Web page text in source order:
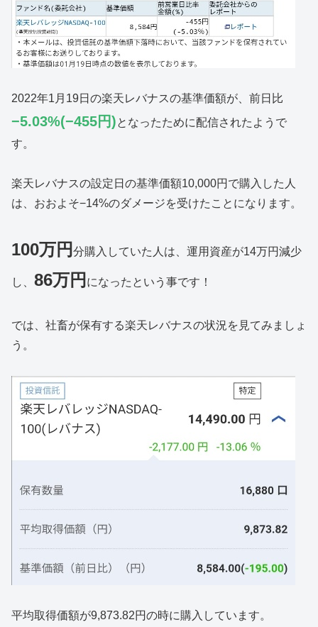
2022年1月19日の楽天レバナスの基準価額が、前日比
−5.03%(−455円)となったために配信されたようで
す。
楽天レバナスの設定日の基準価額10,000円で購入した人
は、おおよそ−14%のダメージを受けたことになります。
100万円 分購入していた人は、運用資産が14万円減少
し、 86万円 になったという事です！
では、社畜が保有する楽天レバナスの状況を見てみましょ
う。
平均取得価額が9,873.82円の時に購入しています。